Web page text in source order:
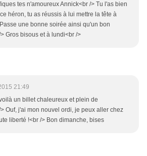
tes n'amoureux Annick<br /> Tu l'as bien
héron, tu as réussis à lui mettre la tête à
une bonne soirée ainsi qu'un bon
Gros bisous et à lundi<br />
21:49
un billet chaleureux et plein de
Ouf, j'ai mon nouvel ordi, je peux aller chez
liberté !<br /> Bon dimanche, bises